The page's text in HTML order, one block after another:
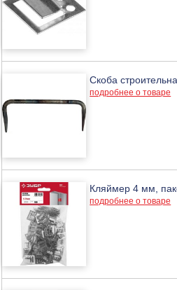
Скоба
подробнее о товаре
Кляймер 4 мм,
подробнее о товаре